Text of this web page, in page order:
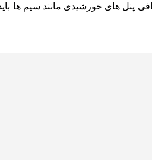
پنل های خورشیدی مانند سیم ها